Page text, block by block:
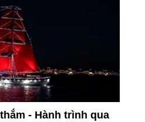
- Hành trình qua